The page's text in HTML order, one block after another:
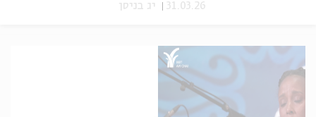
31.03.26 יג בניסן